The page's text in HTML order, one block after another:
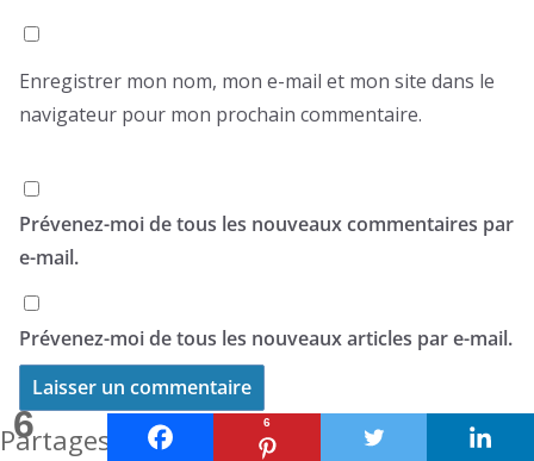
6
Partages 6
Enregistrer mon nom, mon e-mail et mon site dans le
navigateur pour mon prochain commentaire.
Prévenez-moi de tous les nouveaux commentaires par
e-mail.
Prévenez-moi de tous les nouveaux articles par e-mail.